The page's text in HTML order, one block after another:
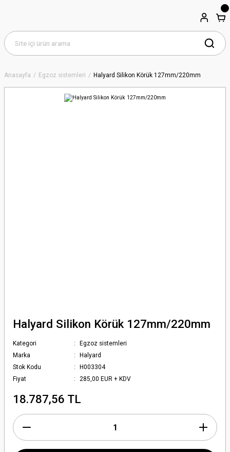
Anasayfa Egzoz sistemleri Halyard Silikon Körük 127mm/220mm
Halyard Silikon Körük 127mm/220mm
Kategori
Egzoz sistemleri
Marka
Halyard
Stok Kodu
H003304
Fiyat
285,00 EUR + KDV
18.787,56 TL